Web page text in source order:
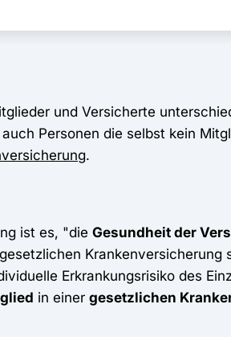
und Versicherte
Personen die selbst kein
.
ist es, "die Gesundheit der
Krankenversicherung
Erkrankungsrisiko des
in einer gesetzlichen